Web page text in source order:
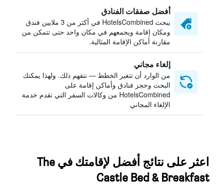
أفضل صفقات الفنادق
يبحث HotelsCombined في أكثر من 3 ملايين فندق
ومكان إقامة ويجمعهم في مكان واحد حتى تتمكن من
مقارنة أماكن الإقامة المثالية.
إلغاء مجاني
من الوارد أن تتغير الخطط — نتفهم ذلك. ولهذا يمكنك
البحث وحجز فنادق وأماكن إقامة على
HotelsCombined من وكالات السفر التي تقدم خدمة
الإلغاء المجاني
اعثر على نتائج أفضل لإقامتك في The
Castle Bed & Breakfast